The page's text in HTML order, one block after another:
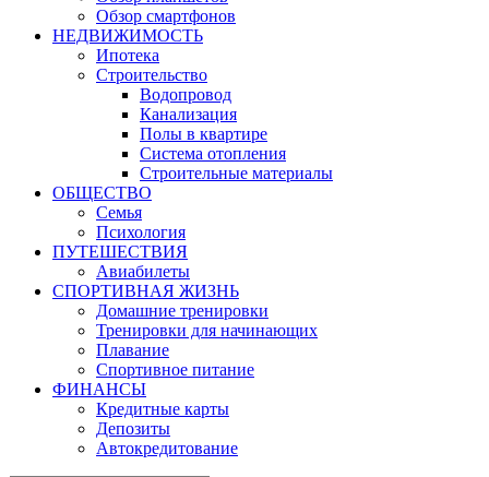
Обзор смартфонов
НЕДВИЖИМОСТЬ
Ипотека
Строительство
Водопровод
Канализация
Полы в квартире
Система отопления
Строительные материалы
ОБЩЕСТВО
Семья
Психология
ПУТЕШЕСТВИЯ
Авиабилеты
СПОРТИВНАЯ ЖИЗНЬ
Домашние тренировки
Тренировки для начинающих
Плавание
Спортивное питание
ФИНАНСЫ
Кредитные карты
Депозиты
Автокредитование